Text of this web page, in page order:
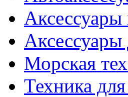
Аксессуары
Морская
Техника